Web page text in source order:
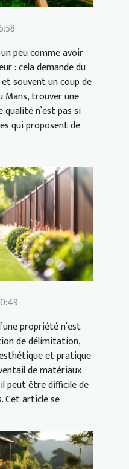
peu comme avoir
: cela demande du
souvent un coup de
Mans, trouver une
n’est pas si
qui proposent de
propriété n’est
de délimitation,
et pratique
de matériaux
peut être difficile de
Cet article se